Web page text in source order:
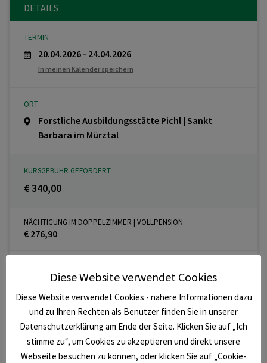
DETAILS
TERMIN
20.04.2026 - 24.04.2026
In meinen Kalender speichern
ORT
Forstliche Ausbildungsstätte Pichl | Sankt
Barbara im Mürztal
KURSGEBÜHR GEFÖRDERT
€ 340,00
NÄCHTIGUNG IM DOPPELZIMMER | VOLLPENSION
€ 276,90
€ 320,90
TAGESVERPFLEGUNG
Diese Website verwendet Cookies
Diese Website verwendet Cookies - nähere Informationen dazu
und zu Ihren Rechten als Benutzer finden Sie in unserer
Datenschutzerklärung am Ende der Seite. Klicken Sie auf „Ich
stimme zu“, um Cookies zu akzeptieren und direkt unsere
Webseite besuchen zu können, oder klicken Sie auf „Cookie-